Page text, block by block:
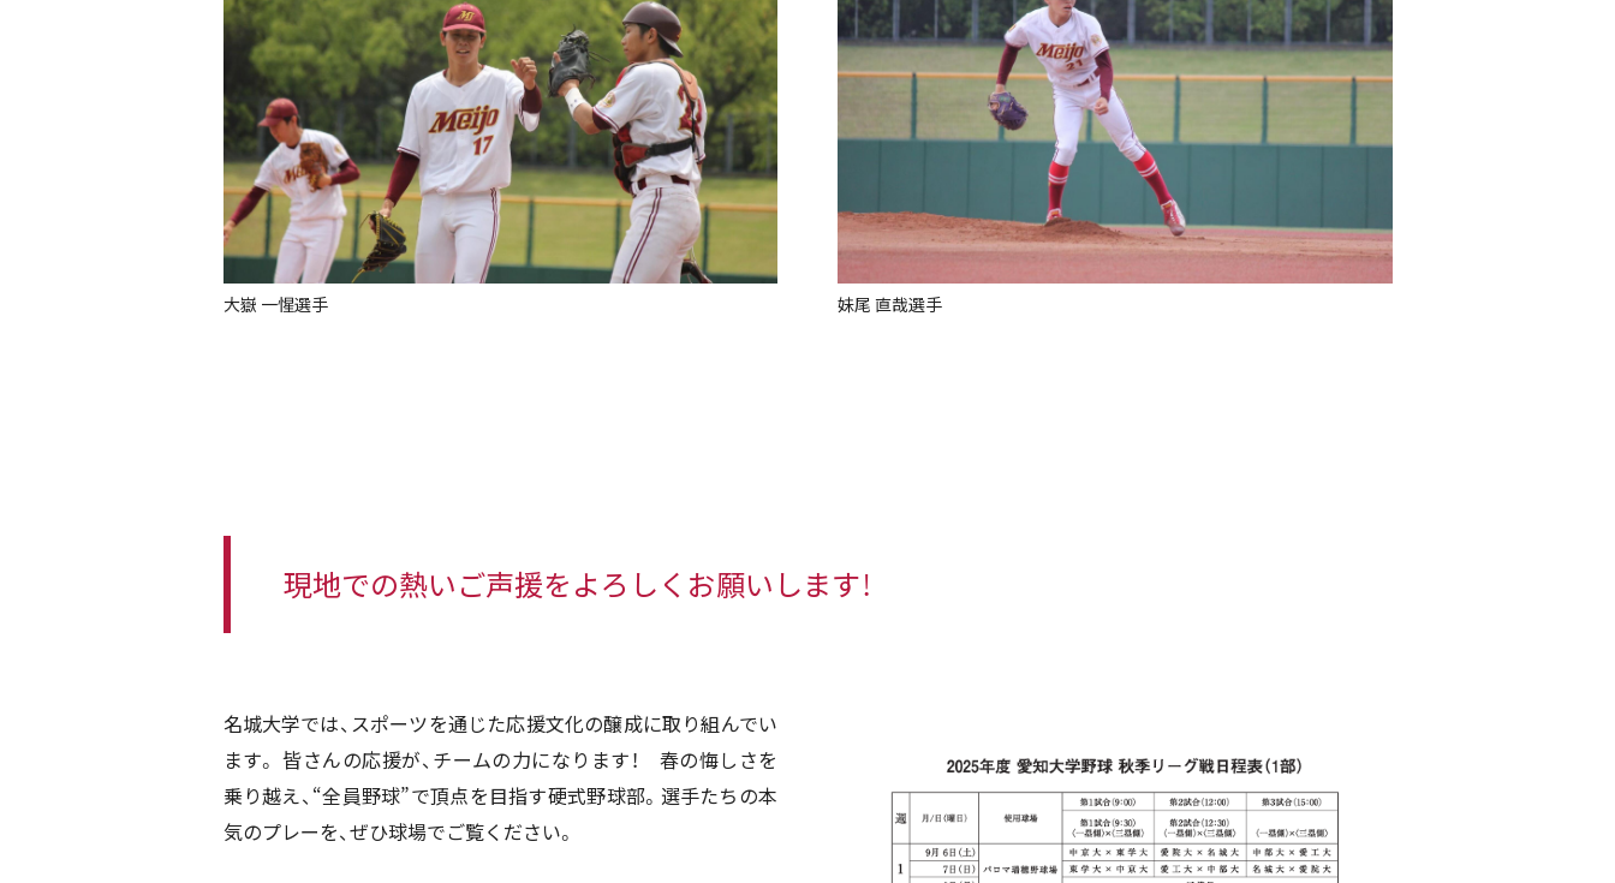
大嶽 一惺選手 妹尾 直哉選手
現地での熱いご声援をよろしくお願いします！
名城大学では、スポーツを通じた応援文化の醸成に取り組んでい
ます。 皆さんの応援が、チームの力になります！ 春の悔しさを
乗り越え、“全員野球”で頂点を目指す硬式野球部。選手たちの本
気のプレーを、ぜひ球場でご覧ください。